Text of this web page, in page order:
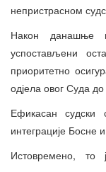
непристрасном
Након данашње
успостављени
приоритетно
одјела овог Суда
Ефикасан судски
интеграције Босне
Истовремено,